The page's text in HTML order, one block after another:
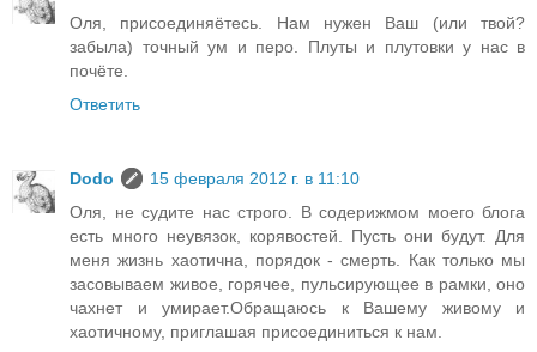
Оля, присоединяётесь. Нам нужен Ваш (или твой?
забыла) точный ум и перо. Плуты и плутовки у нас в
почёте.
Ответить
Dodo
15 февраля 2012 г. в 11:10
Оля, не судите нас строго. В содерижмом моего блога
есть много неувязок, корявостей. Пусть они будут. Для
меня жизнь хаотична, порядок - смерть. Как только мы
засовываем живое, горячее, пульсирующее в рамки, оно
чахнет и умирает.Обращаюсь к Вашему живому и
хаотичному, приглашая присоединиться к нам.